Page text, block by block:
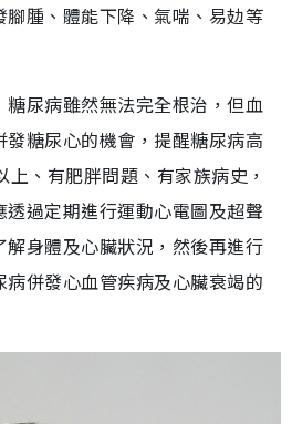
腫、體能下降、氣喘、易攰等
尿病雖然無法完全根治，但血
糖尿心的機會，提醒糖尿病高
、有肥胖問題、有家族病史，
過定期進行運動心電圖及超聲
身體及心臟狀況，然後再進行
併發心血管疾病及心臟衰竭的